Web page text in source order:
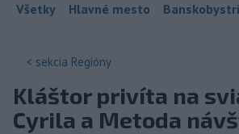
Všetky Hlavné mesto
< sekcia Regióny
Kláštor privíta na
Cyrila a Metoda